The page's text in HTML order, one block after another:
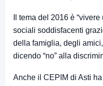
Il tema del 2016 è
sociali soddisfacenti
della famiglia, degli
dicendo “no” alla
Anche il CEPIM di Asti